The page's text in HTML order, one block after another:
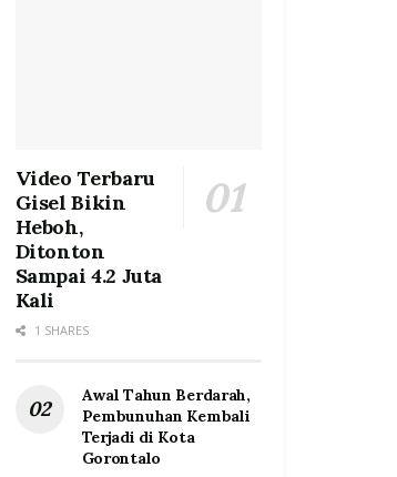
Video Terbaru
Gisel Bikin
Heboh,
Ditonton
Sampai 4.2 Juta
Kali
1 SHARES
Awal Tahun Berdarah,
Pembunuhan Kembali
Terjadi di Kota
Gorontalo